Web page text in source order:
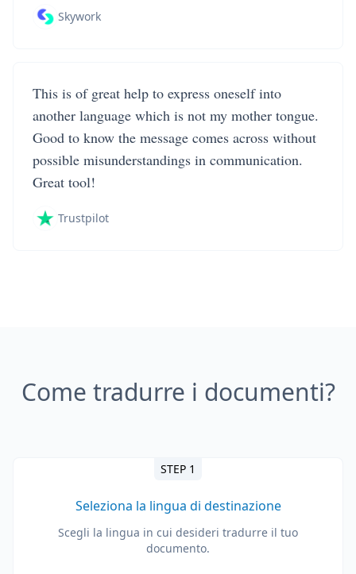
Skywork
This is of great help to express oneself into
another language which is not my mother tongue.
Good to know the message comes across without
possible misunderstandings in communication.
Great tool!
Trustpilot
Come tradurre i documenti?
STEP 1
Seleziona la lingua di destinazione
Scegli la lingua in cui desideri tradurre il tuo
documento.